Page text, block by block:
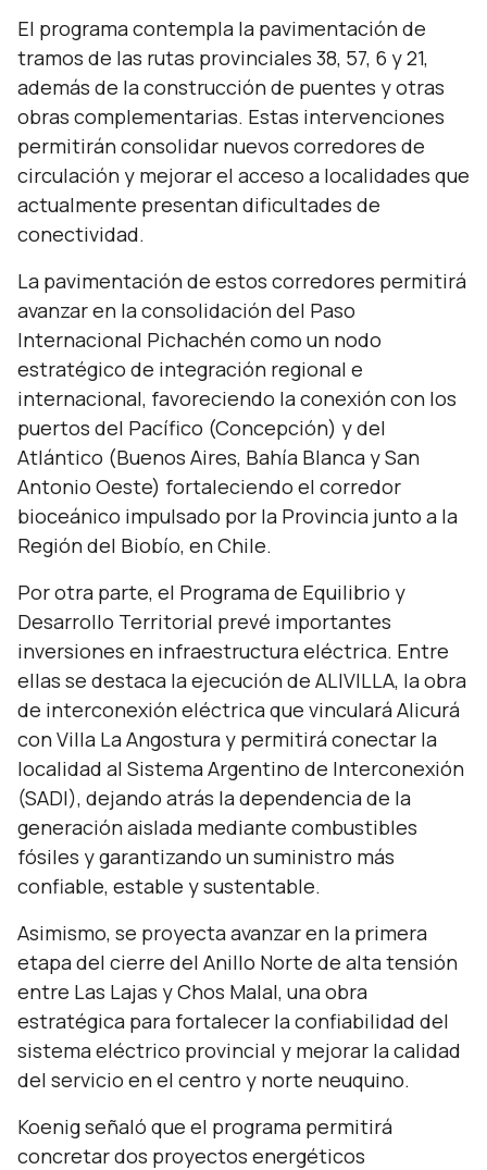
El programa contempla la pavimentación de
tramos de las rutas provinciales 38, 57, 6 y 21,
además de la construcción de puentes y otras
obras complementarias. Estas intervenciones
permitirán consolidar nuevos corredores de
circulación y mejorar el acceso a localidades que
actualmente presentan dificultades de
conectividad.
La pavimentación de estos corredores permitirá
avanzar en la consolidación del Paso
Internacional Pichachén como un nodo
estratégico de integración regional e
internacional, favoreciendo la conexión con los
puertos del Pacífico (Concepción) y del
Atlántico (Buenos Aires, Bahía Blanca y San
Antonio Oeste) fortaleciendo el corredor
bioceánico impulsado por la Provincia junto a la
Región del Biobío, en Chile.
Por otra parte, el Programa de Equilibrio y
Desarrollo Territorial prevé importantes
inversiones en infraestructura eléctrica. Entre
ellas se destaca la ejecución de ALIVILLA, la obra
de interconexión eléctrica que vinculará Alicurá
con Villa La Angostura y permitirá conectar la
localidad al Sistema Argentino de Interconexión
(SADI), dejando atrás la dependencia de la
generación aislada mediante combustibles
fósiles y garantizando un suministro más
confiable, estable y sustentable.
Asimismo, se proyecta avanzar en la primera
etapa del cierre del Anillo Norte de alta tensión
entre Las Lajas y Chos Malal, una obra
estratégica para fortalecer la confiabilidad del
sistema eléctrico provincial y mejorar la calidad
del servicio en el centro y norte neuquino.
Koenig señaló que el programa permitirá
concretar dos proyectos energéticos